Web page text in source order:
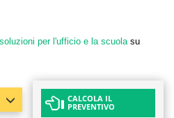
soluzioni per l'ufficio e la scuola su
CALCOLA IL
PREVENTIVO